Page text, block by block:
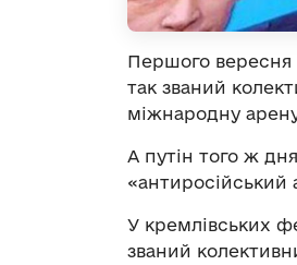
Першого вересня
так званий
міжнародну
А путін того ж
«антиросійський
У кремлівських
званий